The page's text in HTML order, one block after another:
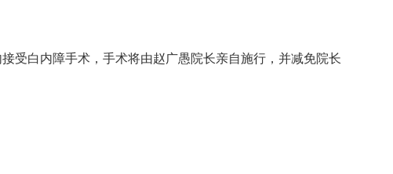
白内障手术，手术将由赵广愚院长亲自施行，并减免院长